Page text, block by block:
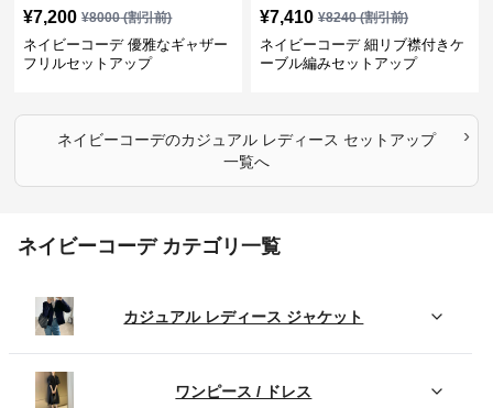
¥7,200 ¥8000(割引前)
ネイビーコーデ 優雅なギャザー
フリルセットアップ
¥7,410 ¥8240(割引前)
ネイビーコーデ 細リブ襟付きケ
ーブル編みセットアップ
ネイビーコーデのカジュアル レディース セットアップ
一覧へ
›
ネイビーコーデ カテゴリ一覧
カジュアル レディース ジャケット
ワンピース / ドレス